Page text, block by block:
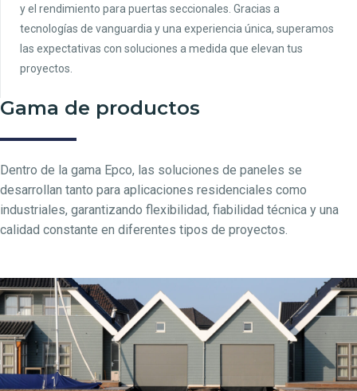
y el rendimiento para puertas seccionales. Gracias a
tecnologías de vanguardia y una experiencia única, superamos
las expectativas con soluciones a medida que elevan tus
proyectos.
Gama de productos
Dentro de la gama Epco, las soluciones de paneles se
desarrollan tanto para aplicaciones residenciales como
industriales, garantizando flexibilidad, fiabilidad técnica y una
calidad constante en diferentes tipos de proyectos.